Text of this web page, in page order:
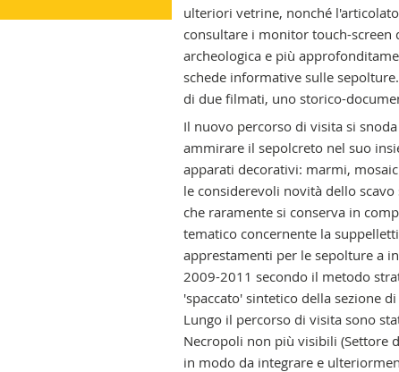
ulteriori vetrine, nonché
consultare i monitor touch-
archeologica e più
schede informative sulle
di due filmati, uno storico-
Il nuovo percorso di visita si
ammirare il sepolcreto nel suo
apparati decorativi: marmi,
le considerevoli novità dello
che raramente si conserva in
tematico concernente la
apprestamenti per le sepolture a
2009-2011 secondo il metodo
'spaccato' sintetico della sezione di
Lungo il percorso di visita sono
Necropoli non più visibili (Settore
in modo da integrare e